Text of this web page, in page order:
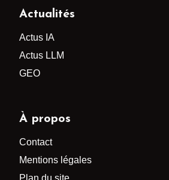
Actualités
Actus IA
Actus LLM
GEO
À propos
Contact
Mentions légales
Plan du site